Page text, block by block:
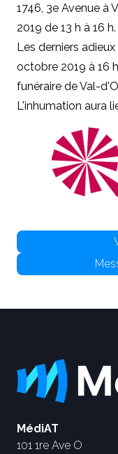
1746, 3e Avenue à
2019 de 13 h à 16 h.
Les derniers
octobre 2019 à 16
funéraire de Val-
L'inhumation aura
MédiAT
101 1re Ave O